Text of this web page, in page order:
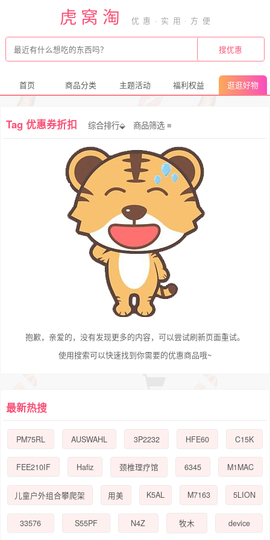
虎窝淘
首页 商品分类 主题活动 福利权益 逛逛好物
Tag 优惠券折扣 综合排行⬙ 商品筛选
抱歉，亲爱的，没有发现更多的内容，可以尝试刷新页面重试。
使用搜索可以快速找到你需要的优惠商品哦~
最新热搜
PM75RL AUSWAHL 3P2232 HFE60 C15K
FEE210IF Hafiz 颈椎理疗馆 6345 M1MAC
儿童户外组合攀爬架 用美 K5AL M7163 5LION
33576 S55PF N4Z 牧木 device